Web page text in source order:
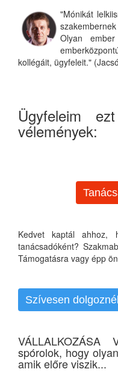
"Mónikát
Olyan
kollégáit, ügyfeleit."
Ügyfeleim
vélemények:
Kedvet kaptál ahhoz,
tanácsadóként?
Támogatásra vagy épp
Szívesen
VÁLLALKOZÁSA
spórolok, hogy
amik előre viszik...